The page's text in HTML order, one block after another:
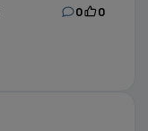
0 0